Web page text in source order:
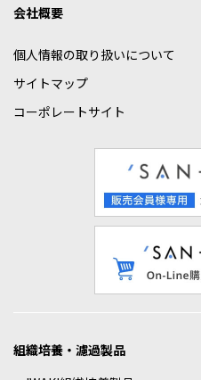
会社概要
個人情報の取り扱いについて
サイトマップ
コーポレートサイト
組織培養・濾過製品